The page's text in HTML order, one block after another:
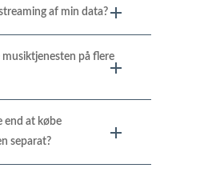
af min data?
musiktjenesten på flere
end at købe
separat?